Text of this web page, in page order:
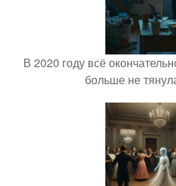
В 2020 году всё
больше не